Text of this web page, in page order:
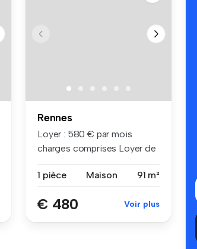
Rennes
Loyer : 580 € par mois
charges comprises Loyer de
1 pièce
Maison 91 m²
€ 480 Voir plus